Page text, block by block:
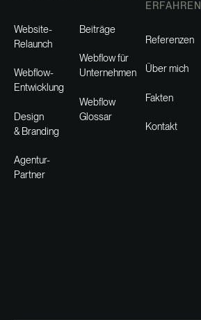
Website-
Relaunch
Webflow-
Entwicklung
Design
& Branding
Agentur-
Partner
Beiträge
Webflow für
Unternehmen
Webflow
Glossar
ERFAHREN
Referenzen
Über mich
Fakten
Kontakt